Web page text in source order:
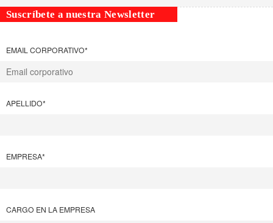
Suscríbete a nuestra Newsletter
EMAIL CORPORATIVO*
APELLIDO*
EMPRESA*
CARGO EN LA EMPRESA